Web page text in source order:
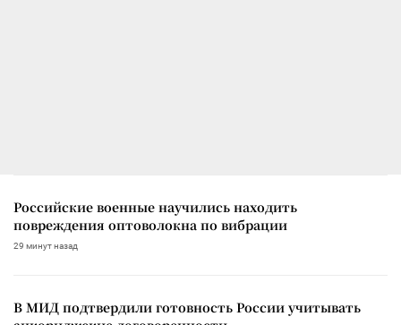
Российские военные научились находить
повреждения оптоволокна по вибрации
29 минут назад
В МИД подтвердили готовность России учитывать